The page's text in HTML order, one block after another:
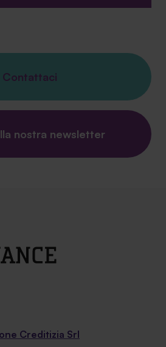
Contattaci
nostra newsletter
Creditizia Srl